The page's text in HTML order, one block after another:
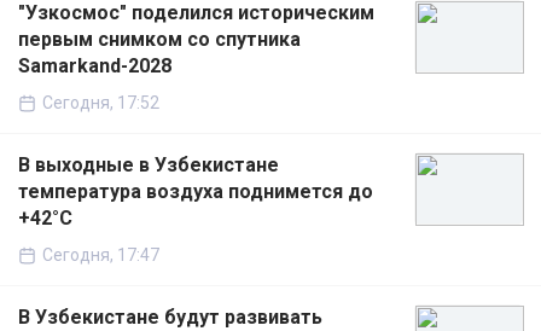
"Узкосмос" поделился историческим
первым снимком со спутника
Samarkand-2028
Сегодня, 17:52
В выходные в Узбекистане
температура воздуха поднимется до
+42°C
Сегодня, 17:47
В Узбекистане будут развивать